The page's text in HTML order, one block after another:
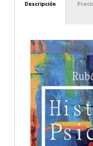
Descripción